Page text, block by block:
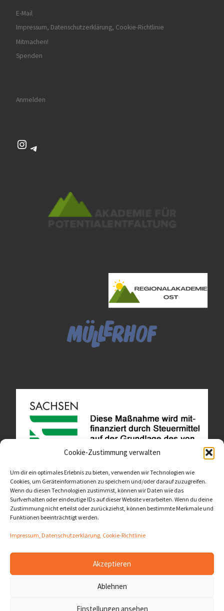
Cookie-Zustimmung verwalten
Um dir ein optimales Erlebnis zu bieten, verwenden wir Technologien wie
Cookies, um Geräteinformationen zu speichern und/oder darauf zuzugreifen.
Wenn du diesen Technologien zustimmst, können wir Daten wie das
Surfverhalten oder eindeutige IDs auf dieser Website verarbeiten. Wenn du deine
Zustimmung nicht erteilst oder zurückziehst, können bestimmte Merkmale und
Funktionen beeinträchtigt werden.
Impressum, Datenschutzerklärung, Cookie-Richtlinie
Akzeptieren
Ablehnen
Einstellungen ansehen
E-Mail
Impressum, Datenschutzerklärung, Cookie-Richtlinie
Mitmachen!
Spenden
Anmelden
Instagram
Telegram
Diese Website ist als Teil des Projektes "Wachsen lassen
- Raum geben" entstanden.>>>
© 2026LernOrtVerbund– Alle Rechte vorbehalten
– Entworfen mit dem